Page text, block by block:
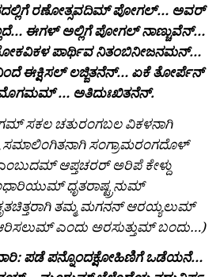
ರಣೋತ್ಸವದಿಮ್ ಪೋಗಲ್… ಅವರ್
ಈಗಳ್ ಅಲ್ಲಿಗೆಪೋಗಲ್ ನಾಣ್ಚುವೆನ್…
ಪಾರ್ಥಿವನಿತಂಬಿನೀಜನಮನ್…
ಈಕ್ಷಿಸಲ್ ಲಜ್ಜಿತನೆನ್… ಏಕೆತೋರ್ಪೆನ್
… ಅತಿದುಃಖಿತನೆನ್.
ಸಕಲ ಚತುರಂಗಬಲ ವಿಕಳನಾಗಿ
ಸಮಾಲಿಂಗಿತನಾಗಿ ಸಂಗ್ರಾಮರಂಗದೊಳ್
ಆಪ್ತಚರರ್ ಅರಿಪೆ ಕೇಳ್ದು
ಧೃತರಾಷ್ಟ್ರನುಮ್
ತಮ್ಮ ಮಗನನ್ ಆರಯ್ಯಲುಮ್
ಎಂದು ಅರಸುತ್ತುಮ್ ಬಂದು…)
ಪಡೆ ಪನ್ನೊಂದಕ್ಷೋಹಿಣಿಗೆ ಒಡೆಯನೆ…